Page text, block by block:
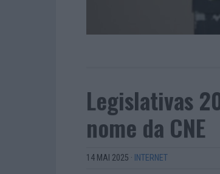
Legislativas
nome da CNE
14 MAI 2025 · INTERNET